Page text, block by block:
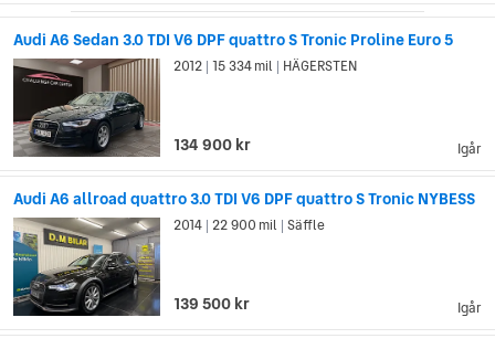
Audi A6 Sedan 3.0 TDI V6 DPF quattro S Tronic Proline Euro 5
Igår
2012 15 334 mil HÄGERSTEN
134 900 kr
Audi A6 allroad quattro 3.0 TDI V6 DPF quattro S Tronic NYBESS
Igår
2014 22 900 mil Säffle
139 500 kr